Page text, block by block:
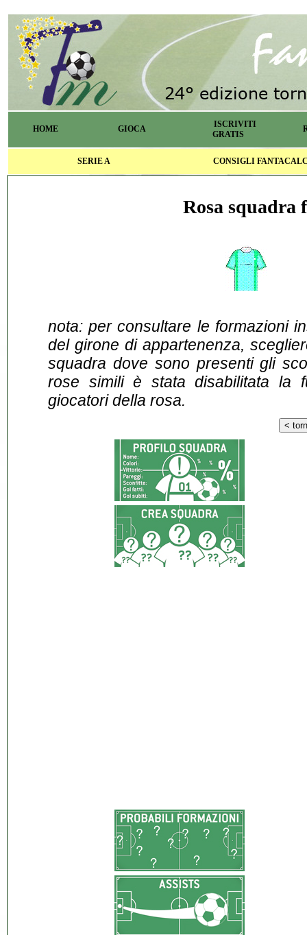
HOME GIOCA
ISCRIVITI
GRATIS
SERIE A CONSIGLI
Rosa squadra
nota: per consultare le formazioni
del girone di appartenenza,
squadra dove sono presenti gli
rose simili è stata disabilitata la
giocatori della rosa.